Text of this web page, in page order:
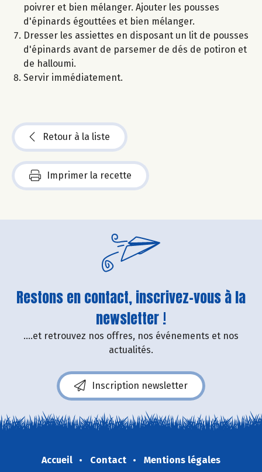
poivrer et bien mélanger. Ajouter les pousses
d'épinards égouttées et bien mélanger.
Dresser les assiettes en disposant un lit de pousses
d'épinards avant de parsemer de dés de potiron et
de halloumi.
Servir immédiatement.
Retour à la liste
Imprimer la recette
Restons en contact, inscrivez-vous à la
newsletter !
....et retrouvez nos offres, nos événements et nos
actualités.
Inscription newsletter
Accueil Contact
Mentions légales